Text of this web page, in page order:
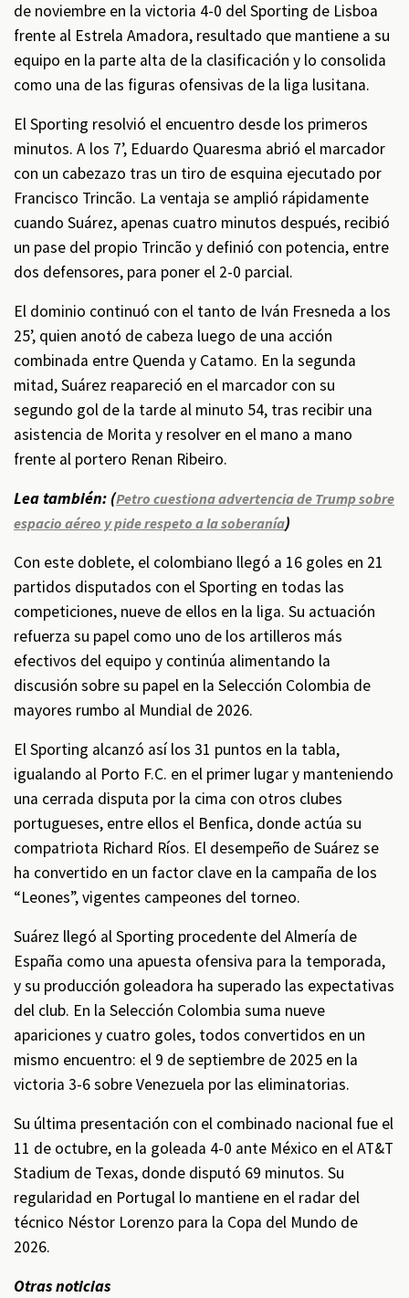
de noviembre en la victoria 4-0 del Sporting de Lisboa
frente al Estrela Amadora, resultado que mantiene a su
equipo en la parte alta de la clasificación y lo consolida
como una de las figuras ofensivas de la liga lusitana.
El Sporting resolvió el encuentro desde los primeros
minutos. A los 7’, Eduardo Quaresma abrió el marcador
con un cabezazo tras un tiro de esquina ejecutado por
Francisco Trincão. La ventaja se amplió rápidamente
cuando Suárez, apenas cuatro minutos después, recibió
un pase del propio Trincão y definió con potencia, entre
dos defensores, para poner el 2-0 parcial.
El dominio continuó con el tanto de Iván Fresneda a los
25’, quien anotó de cabeza luego de una acción
combinada entre Quenda y Catamo. En la segunda
mitad, Suárez reapareció en el marcador con su
segundo gol de la tarde al minuto 54, tras recibir una
asistencia de Morita y resolver en el mano a mano
frente al portero Renan Ribeiro.
Lea también: (Petro cuestiona advertencia de Trump sobre
espacio aéreo y pide respeto a la soberanía)
Con este doblete, el colombiano llegó a 16 goles en 21
partidos disputados con el Sporting en todas las
competiciones, nueve de ellos en la liga. Su actuación
refuerza su papel como uno de los artilleros más
efectivos del equipo y continúa alimentando la
discusión sobre su papel en la Selección Colombia de
mayores rumbo al Mundial de 2026.
El Sporting alcanzó así los 31 puntos en la tabla,
igualando al Porto F.C. en el primer lugar y manteniendo
una cerrada disputa por la cima con otros clubes
portugueses, entre ellos el Benfica, donde actúa su
compatriota Richard Ríos. El desempeño de Suárez se
ha convertido en un factor clave en la campaña de los
“Leones”, vigentes campeones del torneo.
Suárez llegó al Sporting procedente del Almería de
España como una apuesta ofensiva para la temporada,
y su producción goleadora ha superado las expectativas
del club. En la Selección Colombia suma nueve
apariciones y cuatro goles, todos convertidos en un
mismo encuentro: el 9 de septiembre de 2025 en la
victoria 3-6 sobre Venezuela por las eliminatorias.
Su última presentación con el combinado nacional fue el
11 de octubre, en la goleada 4-0 ante México en el AT&T
Stadium de Texas, donde disputó 69 minutos. Su
regularidad en Portugal lo mantiene en el radar del
técnico Néstor Lorenzo para la Copa del Mundo de
2026.
Otras noticias